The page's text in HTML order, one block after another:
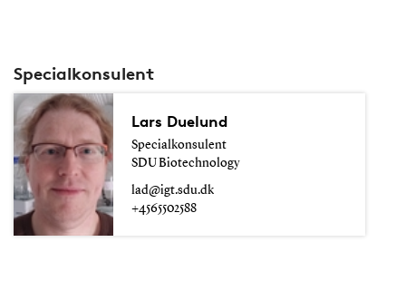
Specialkonsulent
Lars Duelund
Specialkonsulent
SDU Biotechnology
lad@igt.sdu.dk
+4565502588